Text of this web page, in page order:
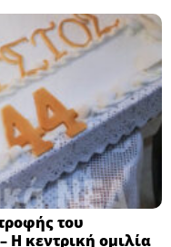
του
Η κεντρική ομιλία